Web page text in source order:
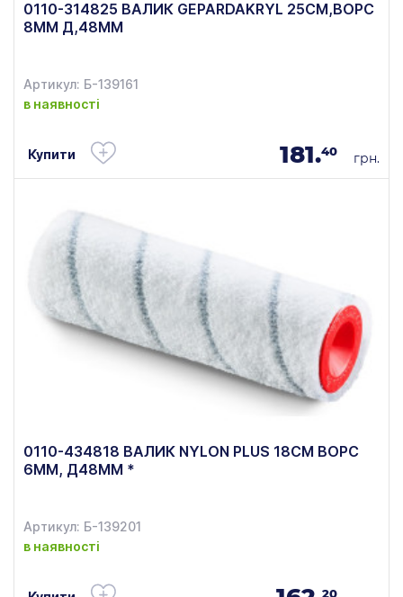
0110-314825 ВАЛИК GEPARDAKRYL 25CM,ВОРС
8ММ Д,48ММ
Артикул: Б-139161
в наявності
Купити 181.40 грн.
0110-434818 ВАЛИК NYLON PLUS 18СМ ВОРС
6ММ, Д48ММ *
Артикул: Б-139201
в наявності
20